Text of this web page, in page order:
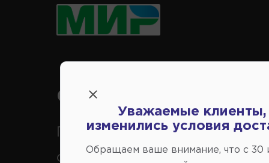
Справочный центр:
Продажа запчастей на
отечественные авто
Уважаемые клиенты,
изменились условия
Обращаем ваше внимание, что c 30